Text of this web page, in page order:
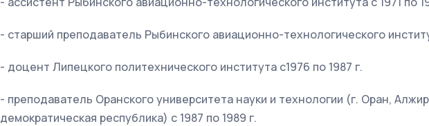
- старший преподаватель Рыбинского авиационно-технологического
- доцент Липецкого политехнического института с1976 по 1987 г.
- преподаватель Оранского университета науки и технологии (г. Оран,
демократическая республика) с 1987 по 1989 г.